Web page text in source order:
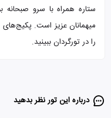
ستاره همراه با سرو صبحانه
میهمانان عزیز است.
را در تورگردان ببینید.
درباره این تور‌ نظر بدهید